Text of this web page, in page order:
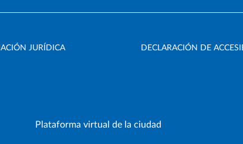
JURÍDICA DECLARACIÓN DE
Plataforma virtual de la ciudad